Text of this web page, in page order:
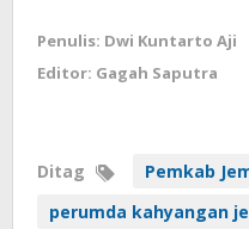
Penulis: Dwi Kuntarto Aji
Editor: Gagah Saputra
Ditag
Pemkab
perumda kahyangan